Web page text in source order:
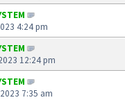
4:24 pm
12:24 pm
7:35 am